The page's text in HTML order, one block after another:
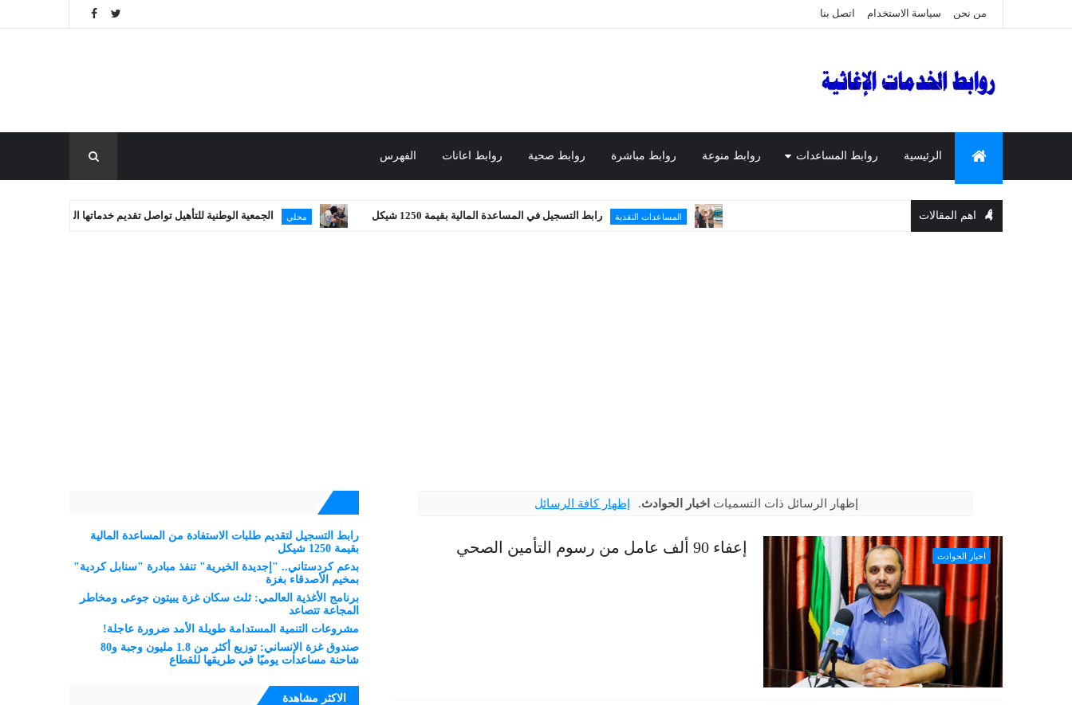
من نحن سياسة الاستخدام اتصل بنا
الرئيسية روابط المساعدات روابط منوعة روابط مباشرة روابط صحية روابط اعانات الفهرس
اهم المقالات المساعدات النقدية رابط التسجيل في المساعدة المالية بقيمة 1250 شيكل محلي الجمعية الوطنية للتأهيل تواصل تقديم خدماتها العلاجية في غزة
‏إظهار الرسائل ذات التسميات اخبار الحوادث. إظهار كافة الرسائل
اخبار الحوادث إعفاء 90 ألف عامل من رسوم التأمين الصحي
رابط التسجيل لتقديم طلبات الاستفادة من المساعدة المالية
بقيمة 1250 شيكل
بدعم كردستاني.. "إجديدة الخيرية" تنفذ مبادرة "سنابل كردية"
بمخيم الأصدقاء بغزة
برنامج الأغذية العالمي: ثلث سكان غزة يبيتون جوعى ومخاطر
المجاعة تتصاعد
مشروعات التنمية المستدامة طويلة الأمد ضرورة عاجلة!
صندوق غزة الإنساني: توزيع أكثر من 1.8 مليون وجبة و80
شاحنة مساعدات يوميًا في طريقها للقطاع
الاكثر مشاهدة